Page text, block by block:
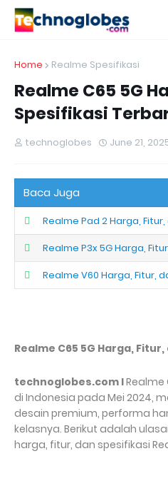
Home Realme Spesifikasi
Realme C65 5G
Spesifikasi
technoglobes June 21,
Baca Juga
Realme Pad 2 Harga,
Realme P3x 5G Harga,
Realme V60 Harga, Fitur,
Realme C65 5G Harga,
technoglobes.com IRealme
di Indonesia pada Mei 2024,
desain premium, performa
kelasnya. Berikut adalah
harga, fitur, dan spesifikasi